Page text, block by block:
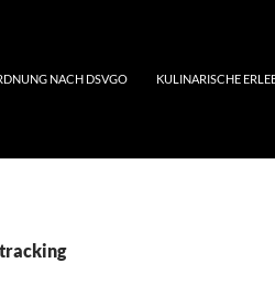
NACH DSVGO KULINARISCHE